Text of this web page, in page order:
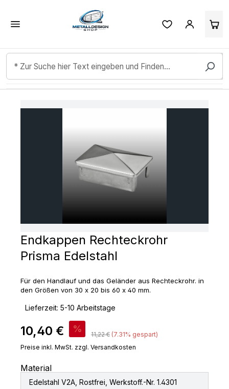
Zum Hauptinhalt springen
Endkappen Rechteckrohr
Prisma Edelstahl
Für den Handlauf und das Geländer aus Rechteckrohr. in
den Größen von 30 x 20 bis 60 x 40 mm.
Lieferzeit: 5-10 Arbeitstage
Verkaufspreis:
10,40 € % Regulärer Preis:
11,22 € (7.31% gespart)
Preise inkl. MwSt. zzgl. Versandkosten
Material
Edelstahl V2A, Rostfrei, Werkstoff.-Nr. 1.4301